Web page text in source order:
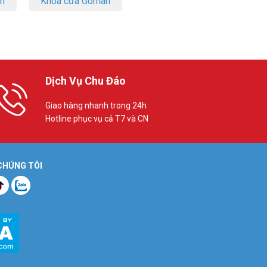
Dịch Vụ Chu Đáo
Giao hàng nhanh trong 24h
Hotline phục vụ cả T7 và CN
TÔI